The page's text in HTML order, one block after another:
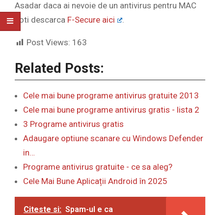
Asadar daca ai nevoie de un antivirus pentru MAC
poti descarca F-Secure aici .
Post Views: 163
Related Posts:
Cele mai bune programe antivirus gratuite 2013
Cele mai bune programe antivirus gratis - lista 2
3 Programe antivirus gratis
Adaugare optiune scanare cu Windows Defender
in…
Programe antivirus gratuite - ce sa aleg?
Cele Mai Bune Aplicații Android în 2025
Citeste si: Spam-ul e ca